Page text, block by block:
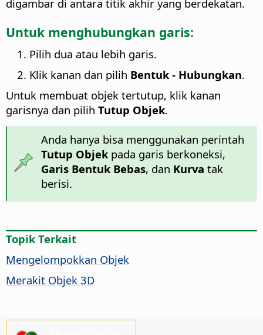
digambar di antara titik akhir yang berdekatan.
Untuk menghubungkan garis:
Pilih dua atau lebih garis.
Klik kanan dan pilih Bentuk - Hubungkan.
Untuk membuat objek tertutup, klik kanan
garisnya dan pilih Tutup Objek.
Anda hanya bisa menggunakan perintah
Tutup Objekpada garis berkoneksi,
Garis Bentuk Bebas, dan Kurva tak
berisi.
Topik Terkait
Mengelompokkan Objek
Merakit Objek 3D